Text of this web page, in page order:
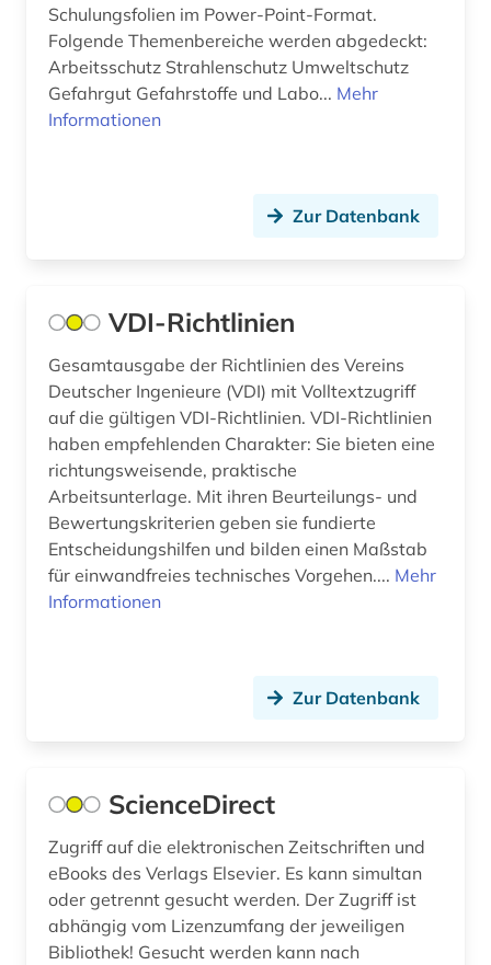
Schulungsfolien im Power-Point-Format.
Folgende Themenbereiche werden abgedeckt:
Arbeitsschutz Strahlenschutz Umweltschutz
Gefahrgut Gefahrstoffe und Labo... Mehr
Informationen
Zur Datenbank
VDI-Richtlinien
Gesamtausgabe der Richtlinien des Vereins
Deutscher Ingenieure (VDI) mit Volltextzugriff
auf die gültigen VDI-Richtlinien. VDI-Richtlinien
haben empfehlenden Charakter: Sie bieten eine
richtungsweisende, praktische
Arbeitsunterlage. Mit ihren Beurteilungs- und
Bewertungskriterien geben sie fundierte
Entscheidungshilfen und bilden einen Maßstab
für einwandfreies technisches Vorgehen.... Mehr
Informationen
Zur Datenbank
ScienceDirect
Zugriff auf die elektronischen Zeitschriften und
eBooks des Verlags Elsevier. Es kann simultan
oder getrennt gesucht werden. Der Zugriff ist
abhängig vom Lizenzumfang der jeweiligen
Bibliothek! Gesucht werden kann nach